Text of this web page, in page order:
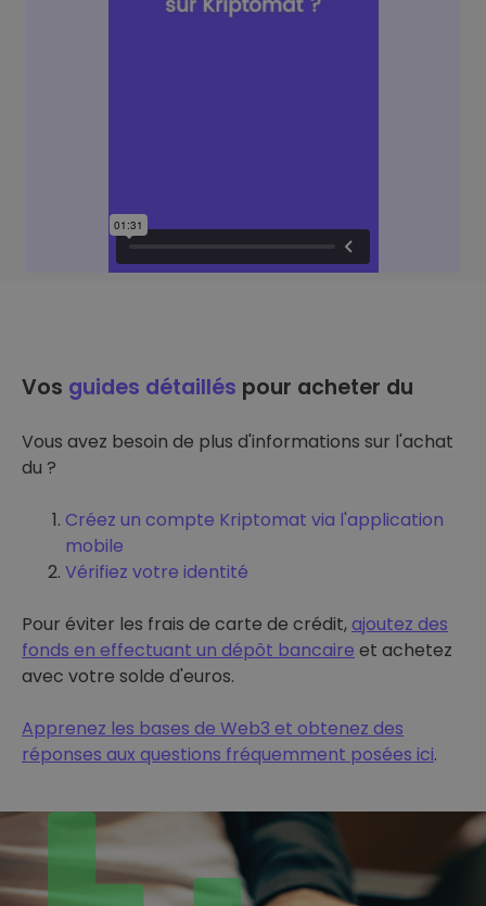
Vos guides détaillés pour acheter du
Vous avez besoin de plus d'informations sur l'achat
du ?
Créez un compte Kriptomat via l'application
mobile
Vérifiez votre identité
Pour éviter les frais de carte de crédit,ajoutez des
fonds en effectuant un dépôt bancaire et achetez
avec votre solde d'euros.
Apprenez les bases de Web3 et obtenez des
réponses aux questions fréquemment posées ici.